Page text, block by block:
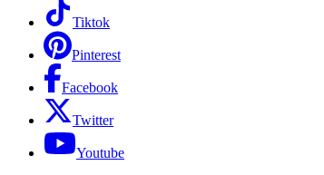
Tiktok
Pinterest
Facebook
Twitter
Youtube